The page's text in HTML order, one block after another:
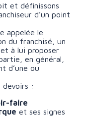
et définissons
d’un point
appelée le
du franchisé, un
à lui proposer
en général,
d’une ou
devoirs :
faire
et ses signes